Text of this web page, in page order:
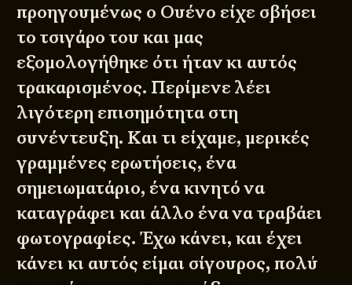
προηγουμένως ο Ουένο είχε σβήσει
το τσιγάρο του και μας
εξομολογήθηκε ότι ήταν κι αυτός
τρακαρισμένος. Περίμενε λέει
λιγότερη επισημότητα στη
συνέντευξη. Και τι είχαμε, μερικές
γραμμένες ερωτήσεις, ένα
σημειωματάριο, ένα κινητό να
καταγράφει και άλλο ένα να τραβάει
φωτογραφίες. Έχω κάνει, και έχει
κάνει κι αυτός είμαι σίγουρος, πολύ